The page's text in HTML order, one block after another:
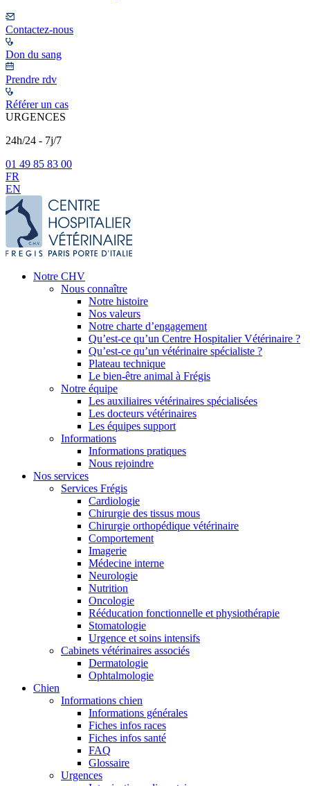
Contactez-nous
Don du sang
Prendre rdv
Référer un cas
URGENCES
24h/24 - 7j/7
01 49 85 83 00
FR
EN
Notre CHV
Nous connaître
Notre histoire
Nos valeurs
Notre charte d’engagement
Qu’est-ce qu’un Centre Hospitalier Vétérinaire ?
Qu’est-ce qu’un vétérinaire spécialiste ?
Plateau technique
Le bien-être animal à Frégis
Notre équipe
Les auxiliaires vétérinaires spécialisées
Les docteurs vétérinaires
Les équipes support
Informations
Informations pratiques
Nous rejoindre
Nos services
Services Frégis
Cardiologie
Chirurgie des tissus mous
Chirurgie orthopédique vétérinaire
Comportement
Imagerie
Médecine interne
Neurologie
Nutrition
Oncologie
Rééducation fonctionnelle et physiothérapie
Stomatologie
Urgence et soins intensifs
Cabinets vétérinaires associés
Dermatologie
Ophtalmologie
Chien
Informations chien
Informations générales
Fiches infos races
Fiches infos santé
FAQ
Glossaire
Urgences